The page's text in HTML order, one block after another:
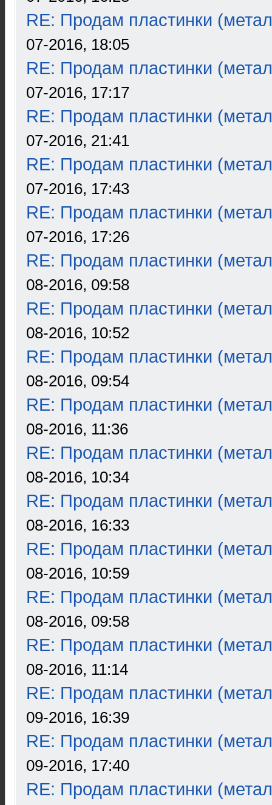
RE: Продам пластинки
07-2016, 18:05
RE: Продам пластинки
07-2016, 17:17
RE: Продам пластинки
07-2016, 21:41
RE: Продам пластинки
07-2016, 17:43
RE: Продам пластинки
07-2016, 17:26
RE: Продам пластинки
08-2016, 09:58
RE: Продам пластинки
08-2016, 10:52
RE: Продам пластинки
08-2016, 09:54
RE: Продам пластинки
08-2016, 11:36
RE: Продам пластинки
08-2016, 10:34
RE: Продам пластинки
08-2016, 16:33
RE: Продам пластинки
08-2016, 10:59
RE: Продам пластинки
08-2016, 09:58
RE: Продам пластинки
08-2016, 11:14
RE: Продам пластинки
09-2016, 16:39
RE: Продам пластинки
09-2016, 17:40
RE: Продам пластинки